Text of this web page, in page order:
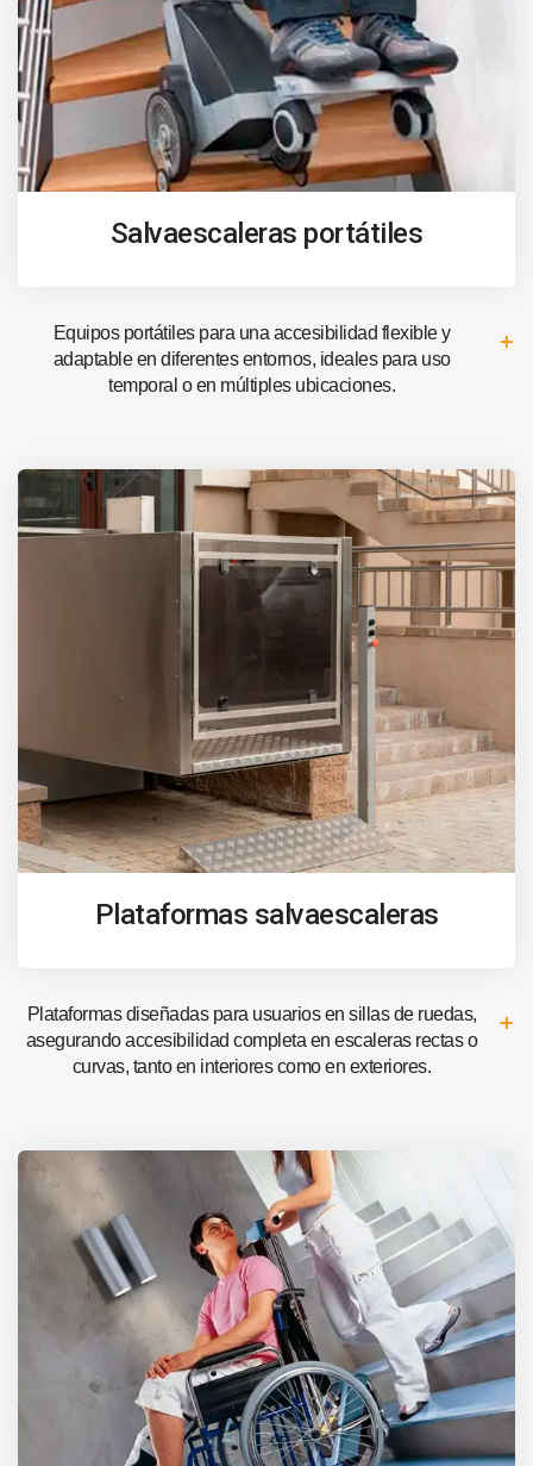
Salvaescaleras portátiles
Equipos portátiles para una accesibilidad flexible y
adaptable en diferentes entornos, ideales para uso
temporal o en múltiples ubicaciones.
Plataformas salvaescaleras
Plataformas diseñadas para usuarios en sillas de ruedas,
asegurando accesibilidad completa en escaleras rectas o
curvas, tanto en interiores como en exteriores.